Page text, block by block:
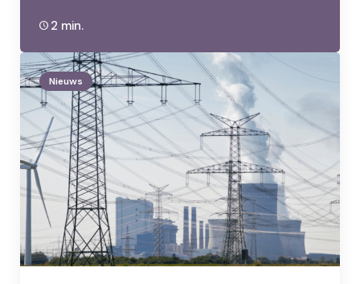
2 min.
Nieuws